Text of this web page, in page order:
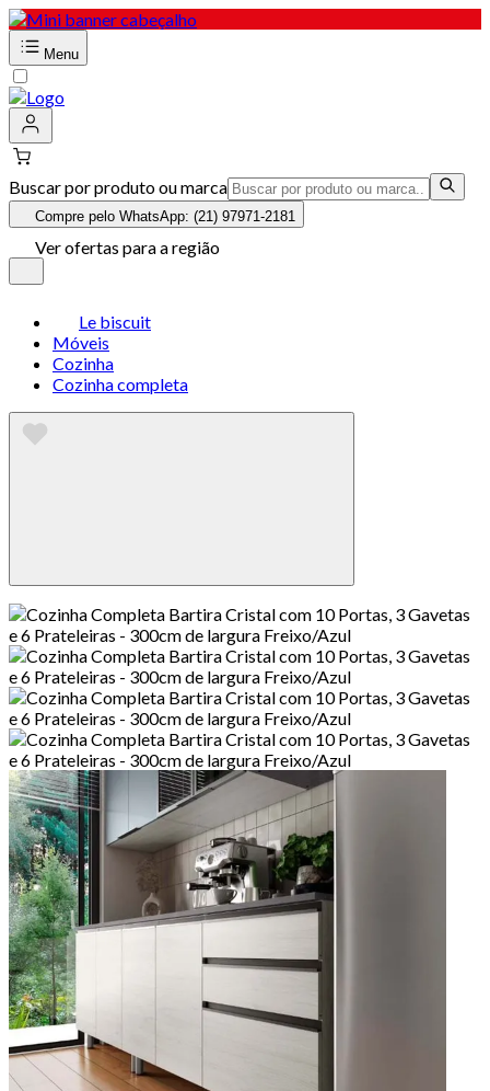
Menu
Buscar por produto ou marca
Compre pelo WhatsApp: (21) 97971-2181
Ver ofertas para a região
Le biscuit
Móveis
Cozinha
Cozinha completa